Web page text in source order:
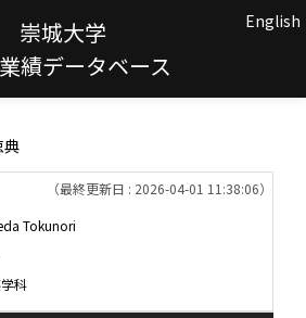
崇城大学
績データベース
English
（最終更新日 : 2026-04-01 11:38:06）
Tokunori
科